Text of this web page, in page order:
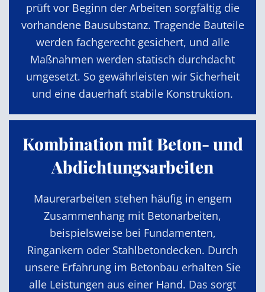
prüft vor Beginn der Arbeiten sorgfältig die
vorhandene Bausubstanz. Tragende Bauteile
werden fachgerecht gesichert, und alle
Maßnahmen werden statisch durchdacht
umgesetzt. So gewährleisten wir Sicherheit
und eine dauerhaft stabile Konstruktion.
Kombination mit Beton- und
Abdichtungsarbeiten
Maurerarbeiten stehen häufig in engem
Zusammenhang mit Betonarbeiten,
beispielsweise bei Fundamenten,
Ringankern oder Stahlbetondecken. Durch
unsere Erfahrung im Betonbau erhalten Sie
alle Leistungen aus einer Hand. Das sorgt